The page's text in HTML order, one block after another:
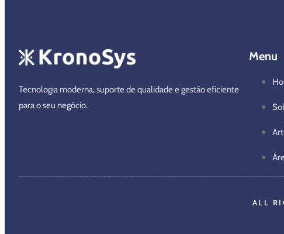
Tecnologia moderna, suporte de qualidade e gestão eficiente
para o seu negócio.
Menu
ALL